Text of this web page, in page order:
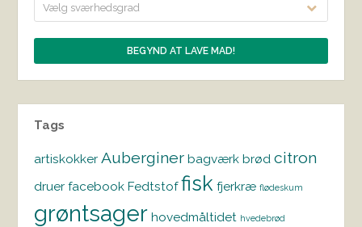
Vælg sværhedsgrad
Tags
artiskokker Auberginer bagværk brød citron
druer facebook Fedtstof fisk fjerkræ flødeskum
grøntsager hovedmåltidet hvedebrød